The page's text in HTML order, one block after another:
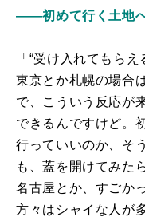
――初めて行く土地
「“受け入れてもら
東京とか札幌の場合
で、こういう反応が
できるんですけど。
行っていいのか、そ
も、蓋を開けてみた
名古屋とか、すごか
方々はシャイな人が